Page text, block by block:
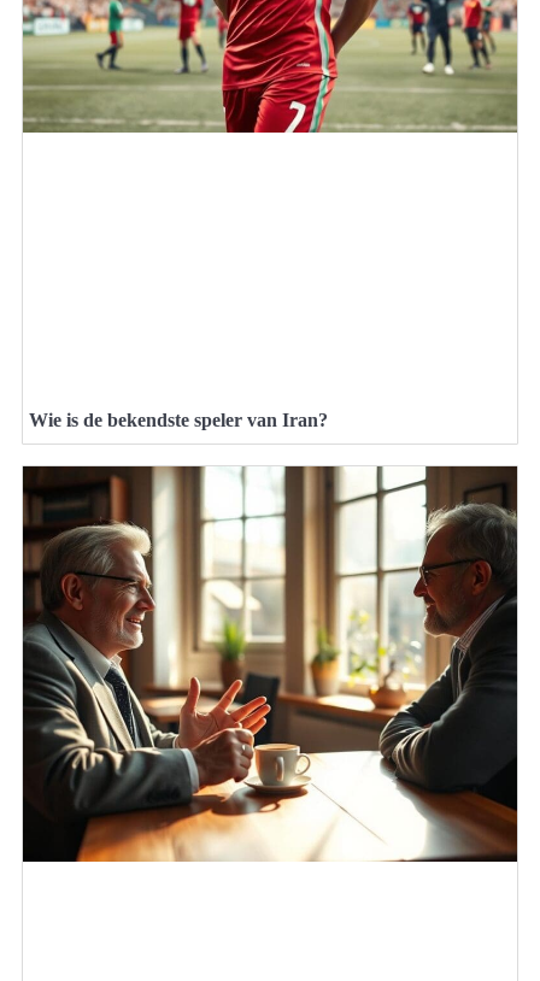
Wie is de bekendste speler van Iran?